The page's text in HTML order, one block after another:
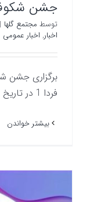
جشن
توسط مجتمع گلها |
اخبار, اخبار عمومی
برگزاری جشن
فردا 1 در تاریخ یکم مهرماه 1404 ، نوگلان باغ [...]
بیشتر خواندن